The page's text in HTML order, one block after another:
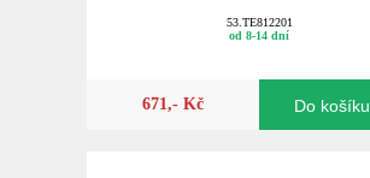
53.TE812201
od 8-14 dní
671,- Kč Do košíku